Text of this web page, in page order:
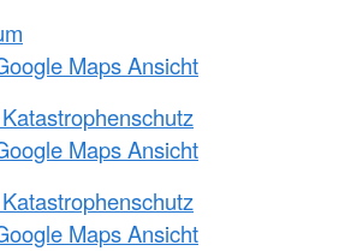
Maps Ansicht
Maps Ansicht
Maps Ansicht